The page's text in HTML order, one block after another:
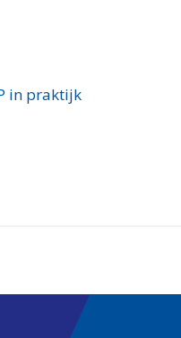
in praktijk